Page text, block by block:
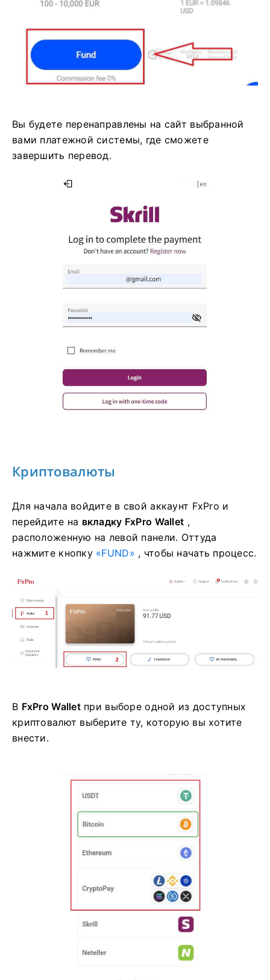
Вы будете перенаправлены на сайт выбранной
вами платежной системы, где сможете
завершить перевод.
Криптовалюты
Для начала войдите в свой аккаунт FxPro и
перейдите на вкладку FxPro Wallet ,
расположенную на левой панели. Оттуда
нажмите кнопку «FUND» , чтобы начать процесс.
В FxPro Walletпри выборе одной из доступных
криптовалют выберите ту, которую вы хотите
внести.